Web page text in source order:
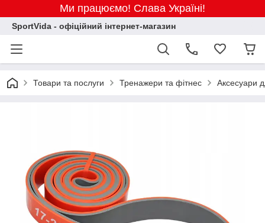
Ми працюємо! Слава Україні!
SportVida - офіційний інтернет-магазин
Товари та послуги Тренажери та фітнес Аксесуари